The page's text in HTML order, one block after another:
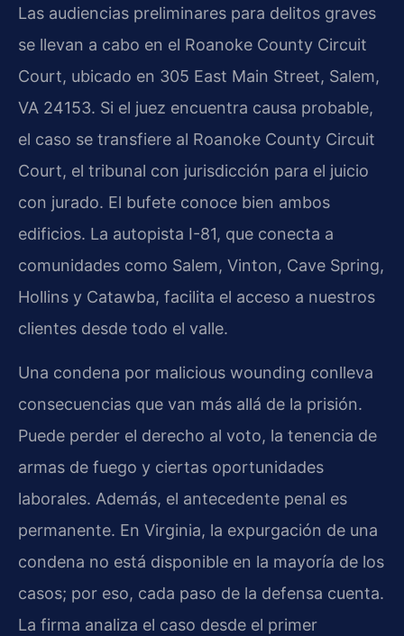
Las audiencias preliminares para delitos graves
se llevan a cabo en el Roanoke County Circuit
Court, ubicado en 305 East Main Street, Salem,
VA 24153. Si el juez encuentra causa probable,
el caso se transfiere al Roanoke County Circuit
Court, el tribunal con jurisdicción para el juicio
con jurado. El bufete conoce bien ambos
edificios. La autopista I-81, que conecta a
comunidades como Salem, Vinton, Cave Spring,
Hollins y Catawba, facilita el acceso a nuestros
clientes desde todo el valle.
Una condena por malicious wounding conlleva
consecuencias que van más allá de la prisión.
Puede perder el derecho al voto, la tenencia de
armas de fuego y ciertas oportunidades
laborales. Además, el antecedente penal es
permanente. En Virginia, la expurgación de una
condena no está disponible en la mayoría de los
casos; por eso, cada paso de la defensa cuenta.
La firma analiza el caso desde el primer